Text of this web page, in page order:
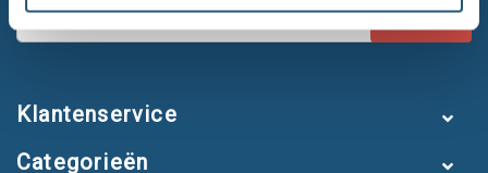
Abonneer
Klantenservice
Categorieën